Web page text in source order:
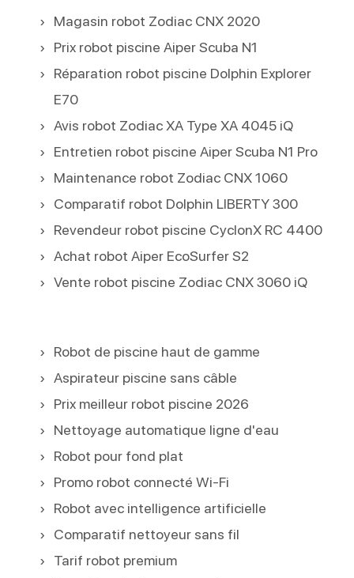
Magasin robot Zodiac CNX 2020
Prix robot piscine Aiper Scuba N1
Réparation robot piscine Dolphin Explorer
E70
Avis robot Zodiac XA Type XA 4045 iQ
Entretien robot piscine Aiper Scuba N1 Pro
Maintenance robot Zodiac CNX 1060
Comparatif robot Dolphin LIBERTY 300
Revendeur robot piscine CyclonX RC 4400
Achat robot Aiper EcoSurfer S2
Vente robot piscine Zodiac CNX 3060 iQ
Robot de piscine haut de gamme
Aspirateur piscine sans câble
Prix meilleur robot piscine 2026
Nettoyage automatique ligne d'eau
Robot pour fond plat
Promo robot connecté Wi-Fi
Robot avec intelligence artificielle
Comparatif nettoyeur sans fil
Tarif robot premium